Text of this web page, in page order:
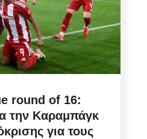
round of 16:
την Καραμπάγκ
για τους